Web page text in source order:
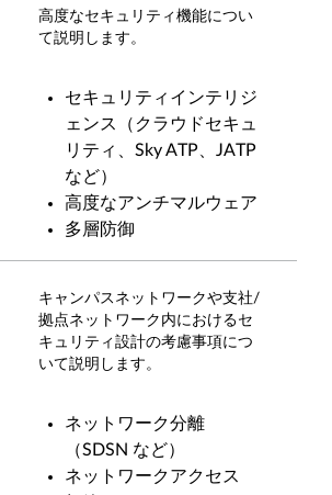
高度なセキュリティ機能につい
て説明します。
セキュリティインテリジ
ェンス（クラウドセキュ
リティ、Sky ATP、JATP
など）
高度なアンチマルウェア
多層防御
キャンパスネットワークや支社/
拠点ネットワーク内におけるセ
キュリティ設計の考慮事項につ
いて説明します。
ネットワーク分離
（SDSN など）
ネットワークアクセス